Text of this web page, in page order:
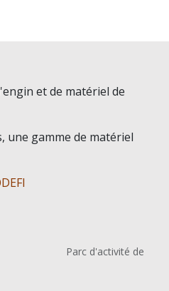
et de matériel de
une gamme de matériel
​Parc d'activité de